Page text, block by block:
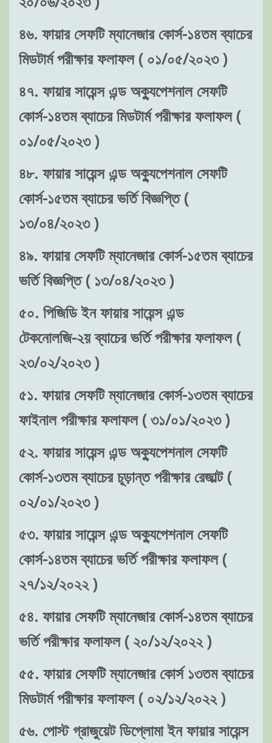
৪৬. ফায়ার সেফটি ম্যানেজার কোর্স-১৪তম ব্যাচের
মিডটার্ম পরীক্ষার ফলাফল ( ০১/০৫/২০২৩ )
৪৭. ফায়ার সায়েন্স এন্ড অক্যুপেশনাল সেফটি
কোর্স-১৪তম ব্যাচের মিডটার্ম পরীক্ষার ফলাফল (
০১/০৫/২০২৩ )
৪৮. ফায়ার সায়েন্স এন্ড অক্যুপেশনাল সেফটি
কোর্স-১৫তম ব্যাচের ভর্তি বিজ্ঞপ্তি (
১৩/০৪/২০২৩ )
৪৯. ফায়ার সেফটি ম্যানেজার কোর্স-১৫তম ব্যাচের
ভর্তি বিজ্ঞপ্তি ( ১৩/০৪/২০২৩ )
৫০. পিজিডি ইন ফায়ার সায়েন্স এন্ড
টেকনোলজি-২য় ব্যাচের ভর্তি পরীক্ষার ফলাফল (
২৩/০২/২০২৩ )
৫১. ফায়ার সেফটি ম্যানেজার কোর্স-১৩তম ব্যাচের
ফাইনাল পরীক্ষার ফলাফল ( ৩১/০১/২০২৩ )
৫২. ফায়ার সায়েন্স এন্ড অক্যুপেশনাল সেফটি
কোর্স-১৩তম ব্যাচের চূড়ান্ত পরীক্ষার রেজাল্ট (
০২/০১/২০২৩ )
৫৩. ফায়ার সায়েন্স এন্ড অক্যুপেশনাল সেফটি
কোর্স-১৪তম ব্যাচের ভর্তি পরীক্ষার ফলাফল (
২৭/১২/২০২২ )
৫৪. ফায়ার সেফটি ম্যানেজার কোর্স-১৪তম ব্যাচের
ভর্তি পরীক্ষার ফলাফল ( ২০/১২/২০২২ )
৫৫. ফায়ার সেফটি ম্যানেজার কোর্স ১৩তম ব্যাচের
মিডটার্ম পরীক্ষার ফলাফল ( ০২/১২/২০২২ )
৫৬. পোস্ট গ্রাজুয়েট ডিপ্লোমা ইন ফায়ার সায়েন্স